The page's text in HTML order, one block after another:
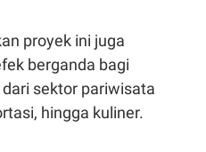
proyek ini juga
berganda bagi
sektor pariwisata
hingga kuliner.